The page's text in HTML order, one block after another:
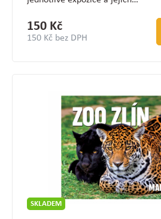
150 Kč
150 Kč bez DPH
SKLADEM